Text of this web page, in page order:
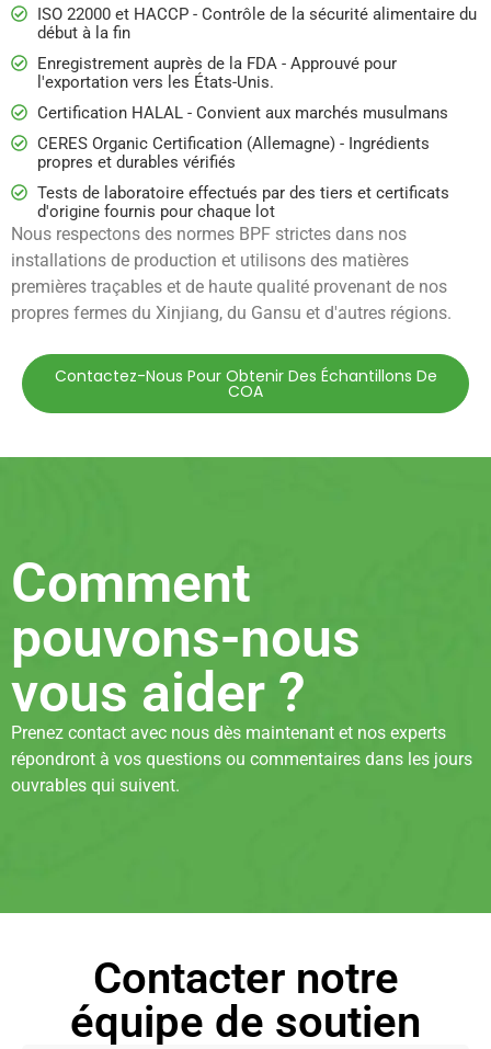
ISO 22000 et HACCP - Contrôle de la sécurité alimentaire du
début à la fin
Enregistrement auprès de la FDA - Approuvé pour
l'exportation vers les États-Unis.
Certification HALAL - Convient aux marchés musulmans
CERES Organic Certification (Allemagne) - Ingrédients
propres et durables vérifiés
Tests de laboratoire effectués par des tiers et certificats
d'origine fournis pour chaque lot
Nous respectons des normes BPF strictes dans nos
installations de production et utilisons des matières
premières traçables et de haute qualité provenant de nos
propres fermes du Xinjiang, du Gansu et d'autres régions.
Contactez-Nous Pour Obtenir Des Échantillons De
COA
Comment
pouvons-nous
vous aider ?
Prenez contact avec nous dès maintenant et nos experts
répondront à vos questions ou commentaires dans les jours
ouvrables qui suivent.
Contacter notre
équipe de soutien